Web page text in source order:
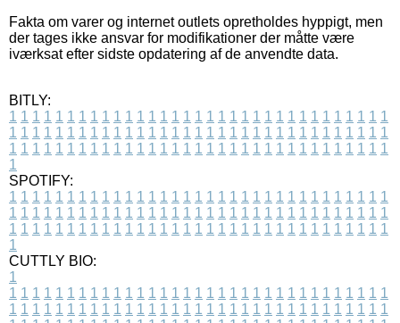
Fakta om varer og internet outlets opretholdes hyppigt, men
der tages ikke ansvar for modifikationer der måtte være
iværksat efter sidste opdatering af de anvendte data.
BITLY:
1 1 1 1 1 1 1 1 1 1 1 1 1 1 1 1 1 1 1 1 1 1 1 1 1 1 1 1 1 1 1 1 1
1 1 1 1 1 1 1 1 1 1 1 1 1 1 1 1 1 1 1 1 1 1 1 1 1 1 1 1 1 1 1 1 1
1 1 1 1 1 1 1 1 1 1 1 1 1 1 1 1 1 1 1 1 1 1 1 1 1 1 1 1 1 1 1 1 1
1
SPOTIFY:
1 1 1 1 1 1 1 1 1 1 1 1 1 1 1 1 1 1 1 1 1 1 1 1 1 1 1 1 1 1 1 1 1
1 1 1 1 1 1 1 1 1 1 1 1 1 1 1 1 1 1 1 1 1 1 1 1 1 1 1 1 1 1 1 1 1
1 1 1 1 1 1 1 1 1 1 1 1 1 1 1 1 1 1 1 1 1 1 1 1 1 1 1 1 1 1 1 1 1
1
CUTTLY BIO:
1
1 1 1 1 1 1 1 1 1 1 1 1 1 1 1 1 1 1 1 1 1 1 1 1 1 1 1 1 1 1 1 1 1
1 1 1 1 1 1 1 1 1 1 1 1 1 1 1 1 1 1 1 1 1 1 1 1 1 1 1 1 1 1 1 1 1